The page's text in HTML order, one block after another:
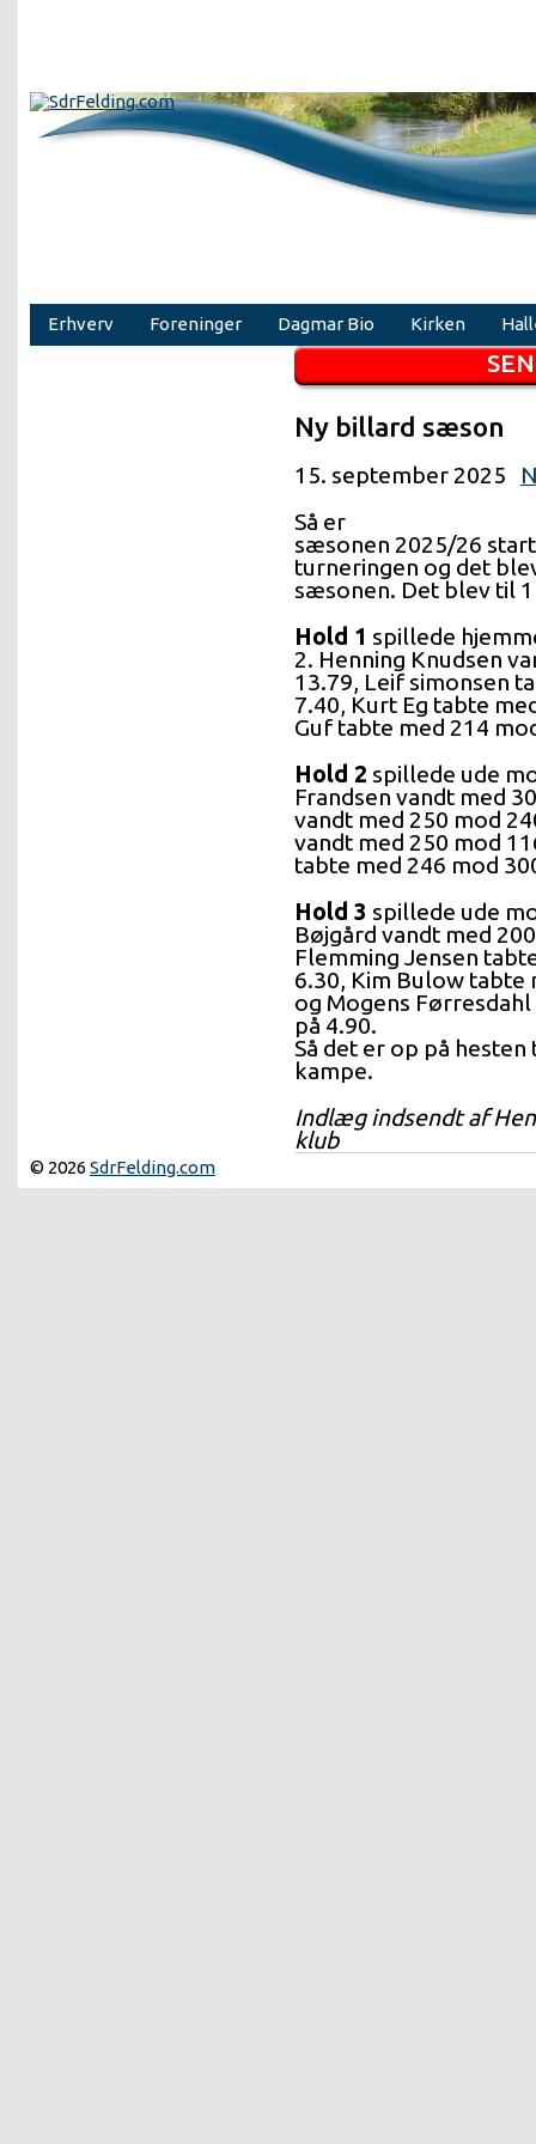
Erhverv Foreninger Dagmar Bio Kirken
Ny billard sæson
15. september 2025
Så er
sæsonen 2025/26
turneringen og det
sæsonen. Det blev til
Hold 1 spillede
2. Henning Knudsen
13.79, Leif simonsen
7.40, Kurt Eg tabte
Guf tabte med 214
Hold 2 spillede ude
Frandsen vandt med
vandt med 250 mod
vandt med 250 mod
tabte med 246 mod
Hold 3 spillede ude
Bøjgård vandt med
Flemming Jensen
6.30, Kim Bulow tabte
og Mogens
på 4.90.
Så det er op på
kampe.
Indlæg indsendt af
klub
© 2026 SdrFelding.com